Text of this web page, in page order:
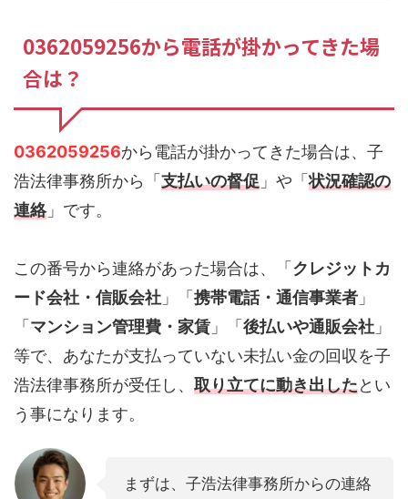
0362059256から電話が掛かってきた場
合は？
0362059256から電話が掛かってきた場合は、子
浩法律事務所から「 支払いの督促 」や「状況確認の
連絡」です。
この番号から連絡があった場合は、「 クレジットカ
ード会社・信販会社 」「 携帯電話・通信事業者 」
「 マンション管理費・家賃 」「 後払いや通販会社 」
等で、あなたが支払っていない未払い金の回収を子
浩法律事務所が受任し、 取り立てに動き出したとい
う事になります。
まずは、子浩法律事務所からの連絡